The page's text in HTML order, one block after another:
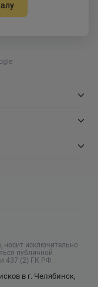
исключительно
публичной
437 (2) ГК РФ.
в г. Челябинск,